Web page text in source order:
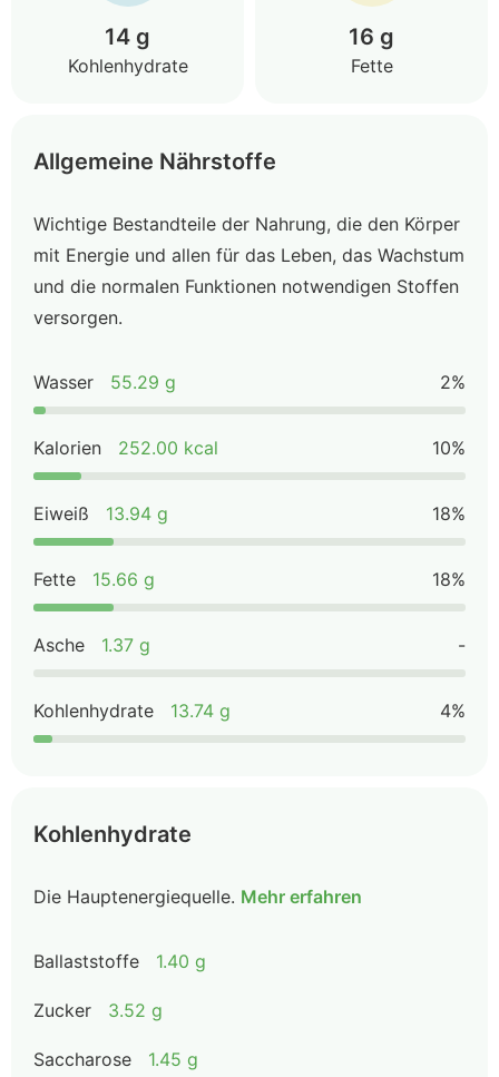
14 g
Kohlenhydrate
16 g
Fette
Allgemeine Nährstoffe
Wichtige Bestandteile der Nahrung, die den Körper
mit Energie und allen für das Leben, das Wachstum
und die normalen Funktionen notwendigen Stoffen
versorgen.
Wasser 55.29 g 2%
Kalorien 252.00 kcal 10%
Eiweiß 13.94 g 18%
Fette 15.66 g 18%
Asche 1.37 g -
Kohlenhydrate 13.74 g 4%
Kohlenhydrate
Die Hauptenergiequelle. Mehr erfahren
Ballaststoffe 1.40 g
Zucker 3.52 g
Saccharose 1.45 g